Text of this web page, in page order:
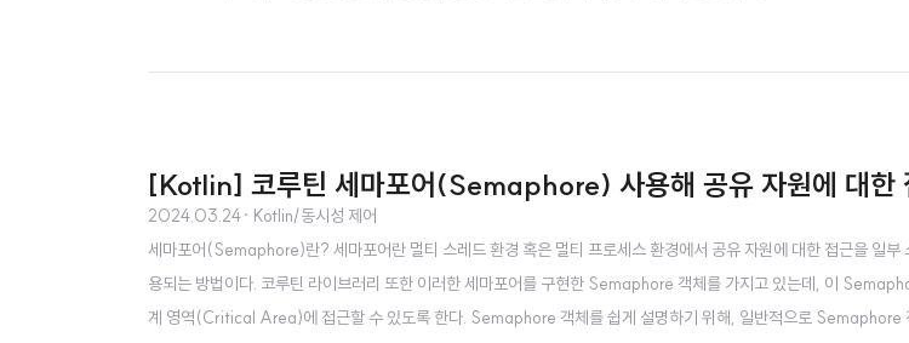
[Kotlin] 코루틴 세마포어(Semaphore) 사용해 공유 자원에 대한
2024.03.24· Kotlin/동시성 제어
세마포어(Semaphore)란? 세마포어란 멀티 스레드 환경 혹은 멀티 프로세스 환경에서 공유 자원에 대한 접근을 일부
용되는 방법이다. 코루틴 라이브러리 또한 이러한 세마포어를 구현한 Semaphore 객체를 가지고 있는데, 이
계 영역(Critical Area)에 접근할 수 있도록 한다. Semaphore 객체를 쉽게 설명하기 위해, 일반적으로